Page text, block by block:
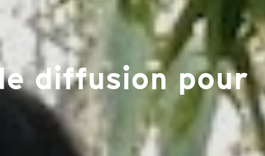
diffusion pour